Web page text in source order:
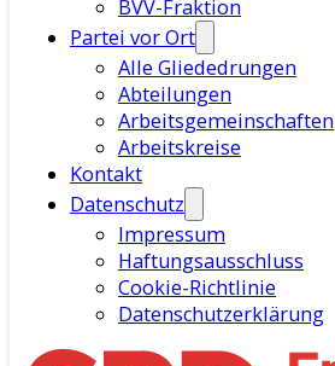
BVV-Fraktion
Partei vor Ort
Alle Gliededrungen
Abteilungen
Arbeitsgemeinschaften
Arbeitskreise
Kontakt
Datenschutz
Impressum
Haftungsausschluss
Cookie-Richtlinie
Datenschutzerklärung